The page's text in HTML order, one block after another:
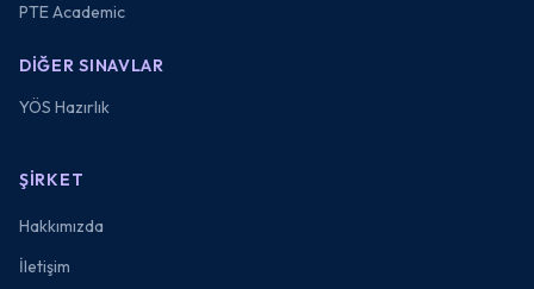
PTE Academic
DIĞER SINAVLAR
YÖS Hazırlık
ŞIRKET
Hakkımızda
İletişim